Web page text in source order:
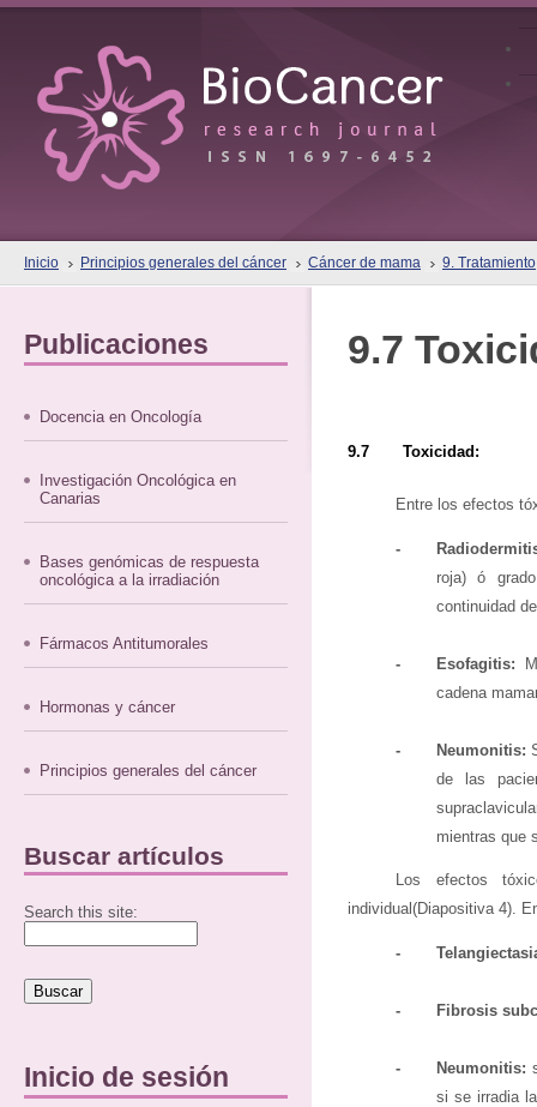
Inicio Principios generales del cáncer Cáncer de mama 9. Tratamiento
Publicaciones
Docencia en Oncología
Investigación Oncológica en
Canarias
Bases genómicas de respuesta
oncológica a la irradiación
Fármacos Antitumorales
Hormonas y cáncer
Principios generales del cáncer
Buscar artículos
Search this site:
Inicio de sesión
9.7
9.7 Toxicidad:
Entre los efectos
-
roja) ó
continuidad
- Esofagitis:
cadena
- Neumonitis:
de las
mientras que
Los efectos
individual(Diapositiva 4).
-
- Fibrosis
- Neumonitis:
si se irradia